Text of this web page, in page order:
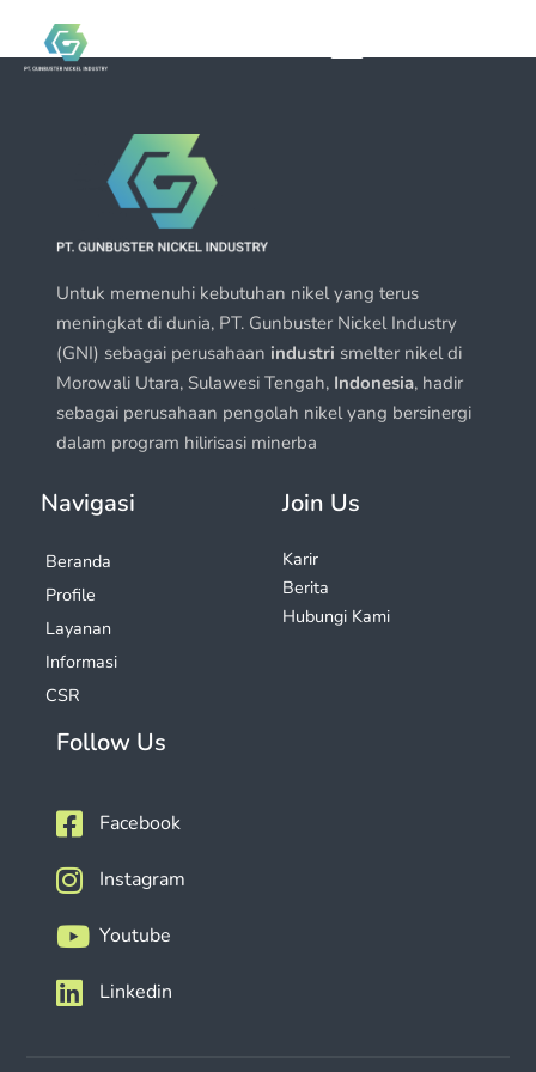
Untuk memenuhi kebutuhan nikel yang terus
meningkat di dunia, PT. Gunbuster Nickel Industry
(GNI) sebagai perusahaan industri smelter nikel di
Morowali Utara, Sulawesi Tengah, Indonesia, hadir
sebagai perusahaan pengolah nikel yang bersinergi
dalam program hilirisasi minerba
Navigasi
Beranda
Profile
Layanan
Informasi
CSR
Join Us
Karir
Berita
Hubungi Kami
Follow Us
Facebook
Instagram
Youtube
Linkedin